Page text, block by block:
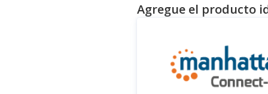
Agregue el producto